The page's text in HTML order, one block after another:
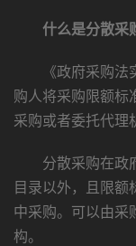
什么是分散采
《政府采购法实
购人将采购限额标
采购或者委托代理
分散采购在政府
目录以外，且限额
中采购。可以由采
构。